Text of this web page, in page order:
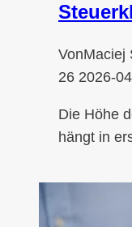
VonMaciej
26 2026-
Die Höhe
hängt in